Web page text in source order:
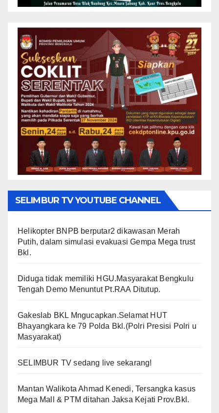
SELIMBUR TV YOUTUBE CHANNEL
Helikopter BNPB berputar2 dikawasan Merah
Putih, dalam simulasi evakuasi Gempa Mega trust
Bkl.
Diduga tidak memiliki HGU.Masyarakat Bengkulu
Tengah Demo Menuntut Pt.RAA Ditutup.
Gakeslab BKL Mngucapkan.Selamat HUT
Bhayangkara ke 79 Polda Bkl.(Polri Presisi Polri u
Masyarakat)
SELIMBUR TV sedang live sekarang!
Mantan Walikota Ahmad Kenedi, Tersangka kasus
Mega Mall & PTM ditahan Jaksa Kejati Prov.Bkl.